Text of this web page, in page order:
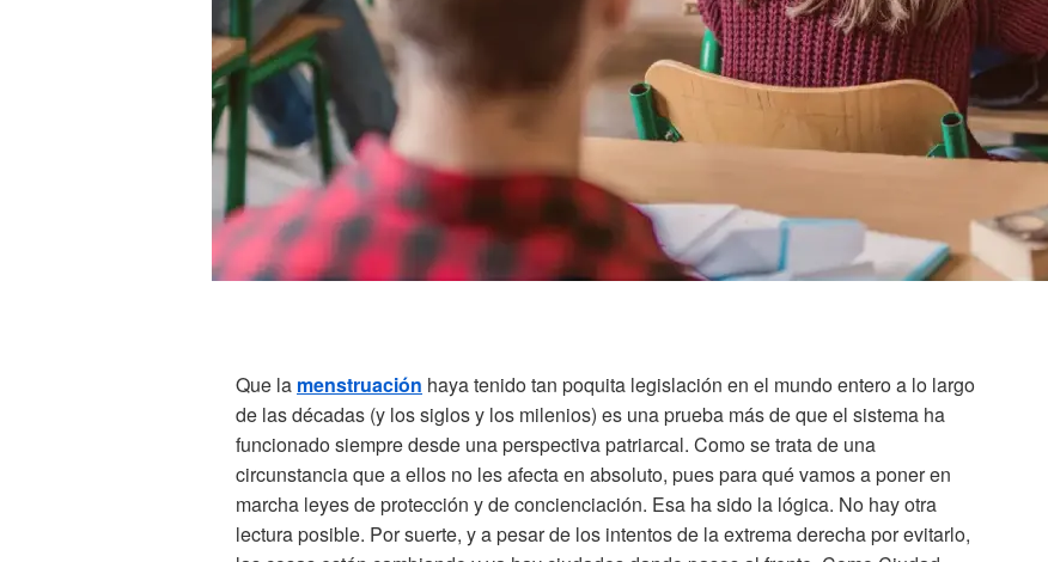
Que la menstruación haya tenido tan poquita legislación en el mundo entero a lo largo
de las décadas (y los siglos y los milenios) es una prueba más de que el sistema ha
funcionado siempre desde una perspectiva patriarcal. Como se trata de una
circunstancia que a ellos no les afecta en absoluto, pues para qué vamos a poner en
marcha leyes de protección y de concienciación. Esa ha sido la lógica. No hay otra
lectura posible. Por suerte, y a pesar de los intentos de la extrema derecha por evitarlo,